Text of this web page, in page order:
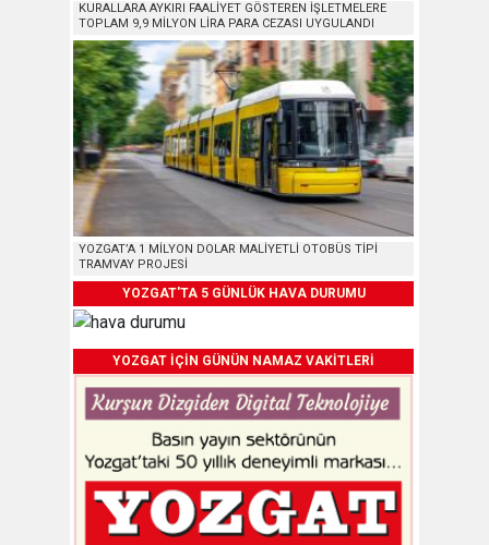
KURALLARA AYKIRI FAALİYET GÖSTEREN İŞLETMELERE
TOPLAM 9,9 MİLYON LİRA PARA CEZASI UYGULANDI
YOZGAT’A 1 MİLYON DOLAR MALİYETLİ OTOBÜS TİPİ
TRAMVAY PROJESİ
YOZGAT'TA 5 GÜNLÜK HAVA DURUMU
YOZGAT İÇİN GÜNÜN NAMAZ VAKİTLERİ